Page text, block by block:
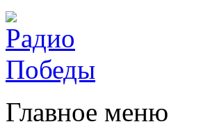
Главное меню